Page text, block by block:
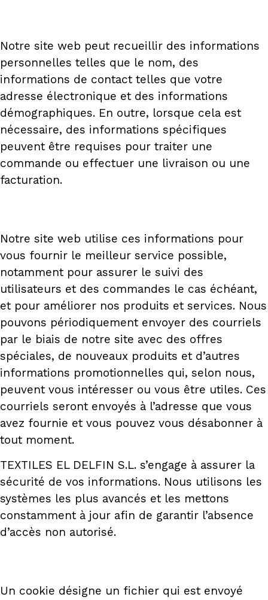
Notre site web peut recueillir des informations
personnelles telles que le nom, des
informations de contact telles que votre
adresse électronique et des informations
démographiques. En outre, lorsque cela est
nécessaire, des informations spécifiques
peuvent être requises pour traiter une
commande ou effectuer une livraison ou une
facturation.
Notre site web utilise ces informations pour
vous fournir le meilleur service possible,
notamment pour assurer le suivi des
utilisateurs et des commandes le cas échéant,
et pour améliorer nos produits et services. Nous
pouvons périodiquement envoyer des courriels
par le biais de notre site avec des offres
spéciales, de nouveaux produits et d’autres
informations promotionnelles qui, selon nous,
peuvent vous intéresser ou vous être utiles. Ces
courriels seront envoyés à l’adresse que vous
avez fournie et vous pouvez vous désabonner à
tout moment.
TEXTILES EL DELFIN S.L. s’engage à assurer la
sécurité de vos informations. Nous utilisons les
systèmes les plus avancés et les mettons
constamment à jour afin de garantir l’absence
d’accès non autorisé.
Un cookie désigne un fichier qui est envoyé